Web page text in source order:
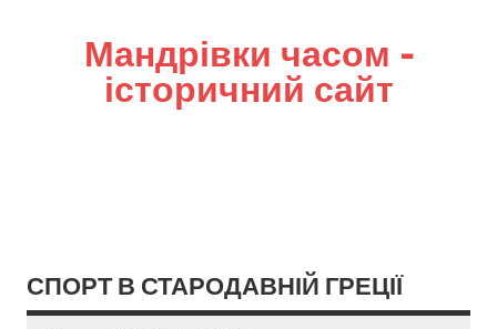
Мандрівки часом –
історичний сайт
СПОРТ В СТАРОДАВНІЙ ГРЕЦІЇ